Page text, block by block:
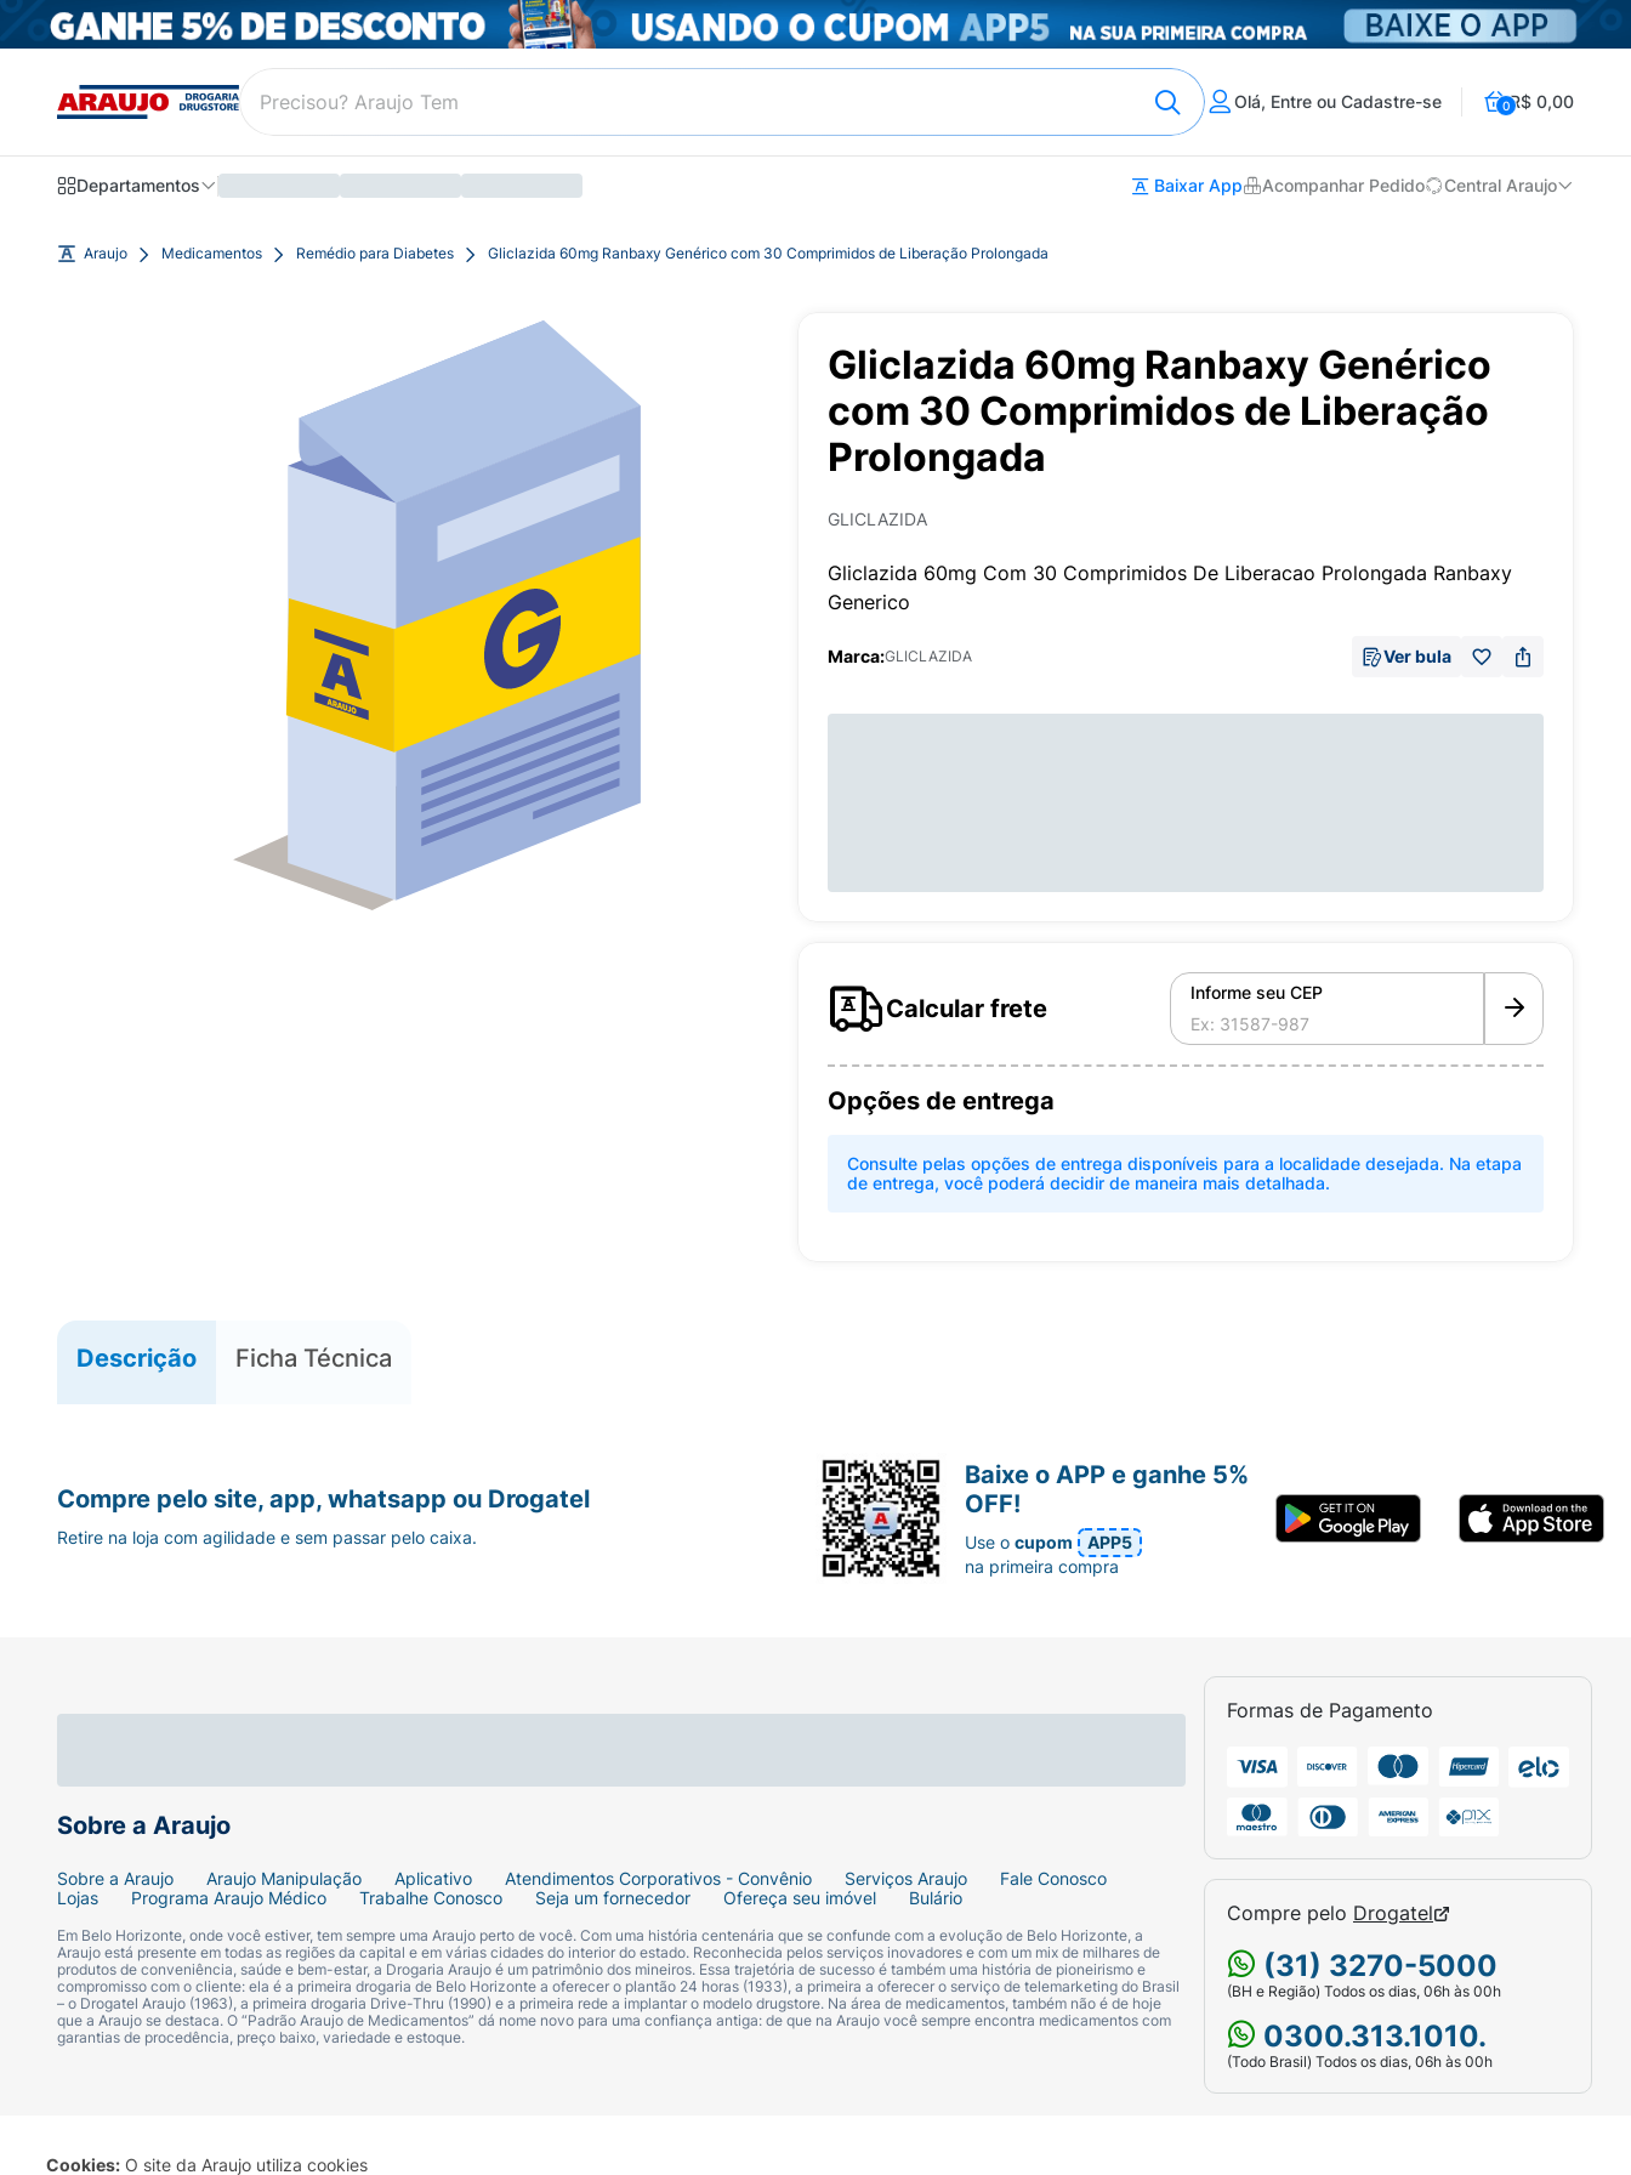
Cookies: O site da Araujo utiliza cookies
Olá, Entre ou Cadastre-se 0R$ 0,00
Departamentos Baixar App Acompanhar Pedido Central Araujo
Araujo Medicamentos Remédio para Diabetes Gliclazida 60mg Ranbaxy Genérico com 30 Comprimidos de Liberação Prolongada
Gliclazida 60mg Ranbaxy Genérico
com 30 Comprimidos de Liberação
Prolongada
GLICLAZIDA
Gliclazida 60mg Com 30 Comprimidos De Liberacao Prolongada Ranbaxy
Generico
Marca:GLICLAZIDA Ver bula
Calcular frete
Informe seu CEP
Opções de entrega
Consulte pelas opções de entrega disponíveis para a localidade desejada. Na etapa
de entrega, você poderá decidir de maneira mais detalhada.
Descrição Ficha Técnica
Sobre a Araujo
Sobre a Araujo Araujo Manipulação Aplicativo Atendimentos Corporativos - Convênio Serviços Araujo
Fale Conosco
Lojas
Programa Araujo Médico Trabalhe Conosco Seja um fornecedor Ofereça seu imóvel Bulário
Em Belo Horizonte, onde você estiver, tem sempre uma Araujo perto de você. Com uma história centenária que se confunde com a evolução de Belo Horizonte, a
Araujo está presente em todas as regiões da capital e em várias cidades do interior do estado. Reconhecida pelos serviços inovadores e com um mix de milhares de
produtos de conveniência, saúde e bem-estar, a Drogaria Araujo é um patrimônio dos mineiros. Essa trajetória de sucesso é também uma história de pioneirismo e
compromisso com o cliente: ela é a primeira drogaria de Belo Horizonte a oferecer o plantão 24 horas (1933), a primeira a oferecer o serviço de telemarketing do Brasil
– o Drogatel Araujo (1963), a primeira drogaria Drive-Thru (1990) e a primeira rede a implantar o modelo drugstore. Na área de medicamentos, também não é de hoje
que a Araujo se destaca. O “Padrão Araujo de Medicamentos” dá nome novo para uma confiança antiga: de que na Araujo você sempre encontra medicamentos com
garantias de procedência, preço baixo, variedade e estoque.
Formas de Pagamento
Compre pelo Drogatel
(31) 3270-5000
(BH e Região) Todos os dias, 06h às 00h
0300.313.1010.
(Todo Brasil) Todos os dias, 06h às 00h
Compre pelo site, app, whatsapp ou Drogatel
Retire na loja com agilidade e sem passar pelo caixa.
Baixe o APP e ganhe 5%
OFF!
Use ocupom
APP5
na primeira compra